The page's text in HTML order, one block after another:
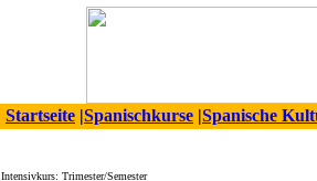
Startseite |Spanischkurse |Spanische
Intensivkurs: Trimester/Semester